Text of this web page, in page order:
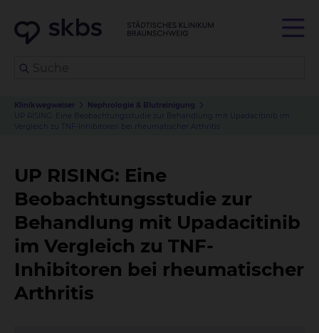
Klinikwegweiser
Nephrologie & Blutreinigung
UP RISING: Eine Beobachtungsstudie zur Behandlung mit Upadacitinib im
Vergleich zu TNF-Inhibitoren bei rheumatischer Arthritis
UP RISING: Eine
Beobachtungsstudie zur
Behandlung mit Upadacitinib
im Vergleich zu TNF-
Inhibitoren bei rheumatischer
Arthritis